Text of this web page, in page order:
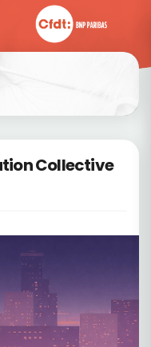
Collective